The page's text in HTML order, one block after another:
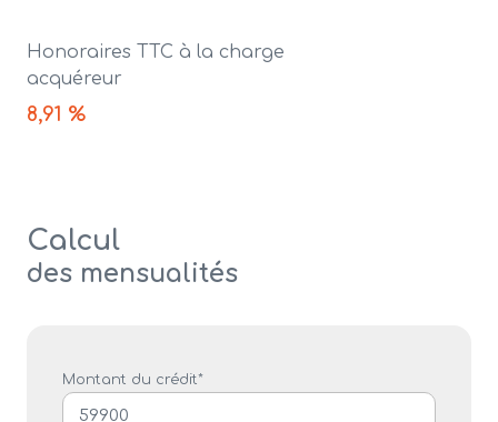
Honoraires TTC à la charge
acquéreur
8,91 %
Calcul
des mensualités
Montant du crédit*